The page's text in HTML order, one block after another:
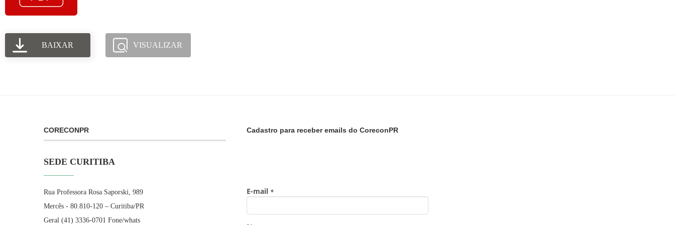
BAIXAR VISUALIZAR
CORECONPR
SEDE CURITIBA
Rua Professora Rosa Saporski, 989
Mercês - 80.810-120 – Curitiba/PR
Geral (41) 3336-0701 Fone/whats
Cadastro para receber emails do CoreconPR